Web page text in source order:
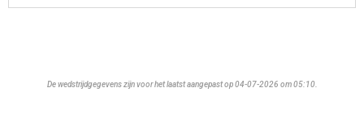
De wedstrijdgegevens zijn voor het laatst aangepast op 04-07-2026 om 05:10.